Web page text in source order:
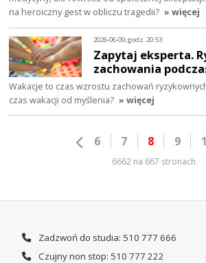
na heroiczny gest w obliczu tragedii? » więcej
2026-06-09, godz. 20:53
Zapytaj eksperta.
zachowania
Wakacje to czas wzrostu zachowań
czas wakacji od myślenia? » więcej
6 7 8 9
6662 na 667 stronach
Zadzwoń do studia: 510 777 666
Czujny non stop: 510 777 222